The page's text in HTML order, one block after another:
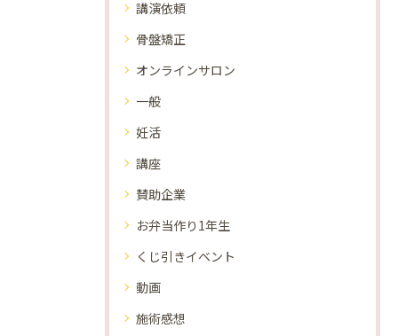
講演依頼
骨盤矯正
オンラインサロン
一般
妊活
講座
賛助企業
お弁当作り1年生
くじ引きイベント
動画
施術感想